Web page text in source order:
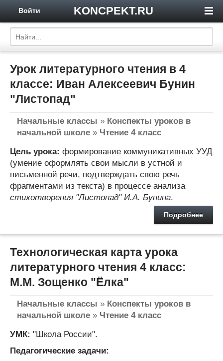
KONCPEKT.RU
Войти
Урок литературного чтения в 4
классе: Иван Алексеевич Бунин
"Листопад"
Начальные классы » Конспекты уроков в
начальной школе » Чтение 4 класс
Цель урока: формирование коммуникативных УУД
(умение оформлять свои мысли в устной и
письменной речи, подтверждать свою речь
фрагментами из текста) в процессе анализа
стихотворения "Листопад" И.А. Бунина.
Подробнее
Технологическая карта урока
литературного чтения 4 класс:
М.М. Зощенко "Ёлка"
Начальные классы » Конспекты уроков в
начальной школе » Чтение 4 класс
УМК: "Школа России".
Педагогические задачи: